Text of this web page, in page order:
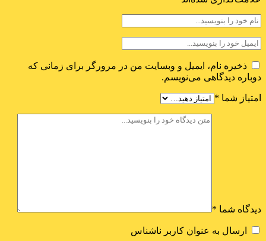
ذخیره نام، ایمیل و وبسایت من در مرورگر برای زمانی که
دوباره دیدگاهی می‌نویسم.
امتیاز شما *
دیدگاه شما *
ارسال به عنوان کاربر ناشناس